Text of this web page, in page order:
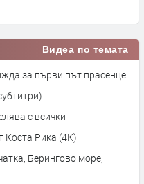
Видеа по темата
за първи път прасенце
с всички
Коста Рика (4K)
Берингово море,